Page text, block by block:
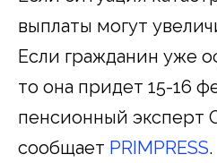
выплаты могут
Если гражданин уже
то она придет 15-16
пенсионный эксперт
сообщает PRIMPRESS.